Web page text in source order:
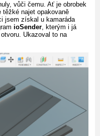
vůči čemu. Ať je obrobek
těžké najet opakovaně
jsem získal u kamaráda
ioSender, kterým i já
Ukazoval to na